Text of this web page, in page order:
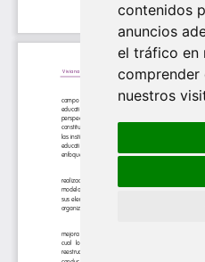
contenidos
anuncios
el tráfico en
comprender
nuestros